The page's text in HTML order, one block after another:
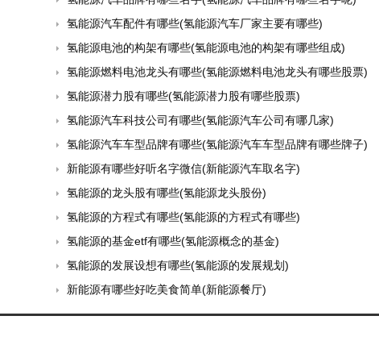
氢能源汽车配件有哪些(氢能源汽车厂家主要有哪些)
氢能源电池的构架有哪些(氢能源电池的构架有哪些组成)
氢能源燃料电池龙头有哪些(氢能源燃料电池龙头有哪些股票)
氢能源潜力股有哪些(氢能源潜力股有哪些股票)
氢能源汽车科技公司有哪些(氢能源汽车公司有哪几家)
氢能源汽车车型品牌有哪些(氢能源汽车车型品牌有哪些牌子)
新能源有哪些好听名字微信(新能源汽车取名字)
氢能源的龙头股有哪些(氢能源龙头股份)
氢能源的方程式有哪些(氢能源的方程式有哪些)
氢能源的基金etf有哪些(氢能源概念的基金)
氢能源的发展设想有哪些(氢能源的发展规划)
新能源有哪些好吃美食简单(新能源餐厅)